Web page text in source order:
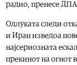
радио, пренесе
Одлуката следи
и Иран изведоа
најсериозната
прекинот на огнот